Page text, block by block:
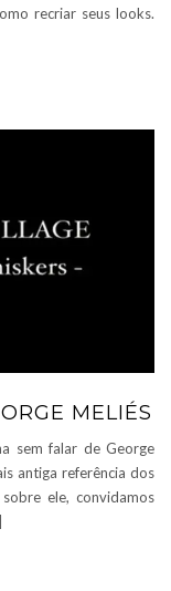
recriar seus looks.
MELIÉS
sem falar de George
antiga referência dos
ele, convidamos